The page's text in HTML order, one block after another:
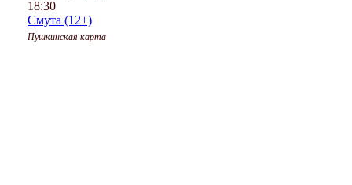
18:30
Смута (12+)
Пушкинская карта